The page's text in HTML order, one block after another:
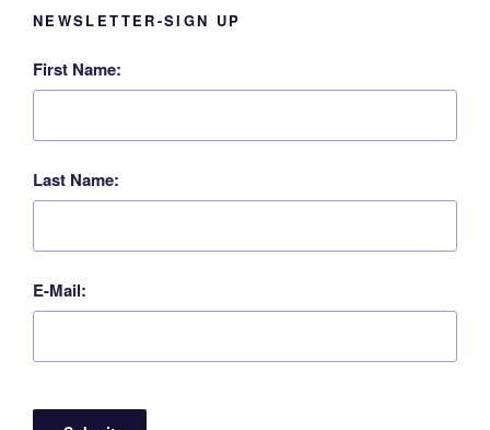
NEWSLETTER-SIGN UP
First Name:
Last Name:
E-Mail: